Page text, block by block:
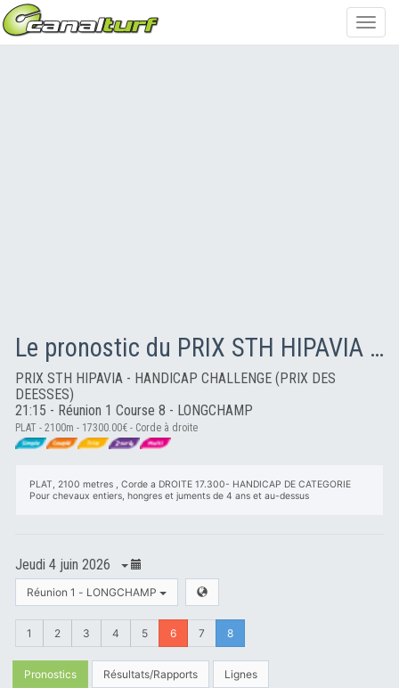
Le pronostic du PRIX STH HIPAVIA - HANDICAP CHALLENGE (PRIX DES DEESSES)
PRIX STH HIPAVIA - HANDICAP CHALLENGE (PRIX DES
DEESSES)
21:15 - Réunion 1 Course 8 - LONGCHAMP
PLAT - 2100m - 17300.00€ - Corde à droite
PLAT, 2100 metres , Corde a DROITE 17.300- HANDICAP DE CATEGORIE
Pour chevaux entiers, hongres et juments de 4 ans et au-dessus
Jeudi 4 juin 2026
Réunion 1 - LONGCHAMP
1 2 3 4 5 6 7 8
Pronostics Résultats/Rapports Lignes